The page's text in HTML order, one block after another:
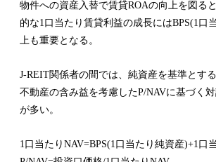
物件への資産入替で賃貸ROAの向上を図る
的な1口当たり賃貸利益の成長にはBPS(1口
上も重要となる。
J-REIT関係者の間では、純資産を基準とす
不動産の含み益を考慮したP/NAVに基づく
が多い。
1口当たりNAV=BPS(1口当たり純資産)+1口